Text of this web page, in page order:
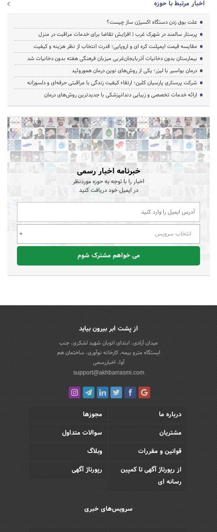
اخبار مرتبط با حوزه
علت بوق زدن دستگاه اکسیژن ساز چیست؟
پرستار سالمند در شهرک غرب | افزایش تقاضا برای خدمات مراقبت در منزل
مقایسه قیمت ایمپلنت کره ای و اروپایی؛ قدرت انتخاب از نظر هزینه و کیفیت
بیمارستان بدون دخانیات آذربایجان‌غربی میزبان فرهنگی هفته بدون دخانیات شد
درمان بواسیر با لیزر؛ یکی از روش‌های نوین درمان هموروئید
شرکت پرستاری پارسیان کلین؛ ارتقاء کیفیت زندگی با مراقبتی حرفه‌ای و دلسوزانه
ارائه خدمات تخصصی و زیبایی دندانپزشکی با جدیدترین روش‌های درمان
خبرنامه اخبار رسمی
اخبار را با توجه به حوزه موردنظر
در ایمیل خود دریافت کنید
انتخاب سرویس
می خواهم مشترک شوم
از پشت ابر بیرون بیاید
میدان آزادی، ابتدای اتوبان شهید لشکری، جنب
ایستگاه مترو بیمه، کارخانه نوآوری، ساختمان هم
آوا، اخباررسمی
support@akhbarrasmi.com
درباره ما
مجوزها
مشتریان
سوالات متداول
قوانین و مقررات
وبلاگ
از رپورتاژ آگهی تا کمپین
رسانه ای
رپورتاژ آگهی
سرویس‌های خبری